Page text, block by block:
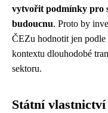
vytvořit podmínky pro
budoucnu. Proto by
ČEZu hodnotit jen podle
kontextu dlouhodobé
sektoru.
Státní